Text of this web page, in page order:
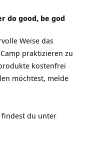
do good, be god
Weise das
praktizieren zu
kostenfrei
möchtest, melde
findest du unter